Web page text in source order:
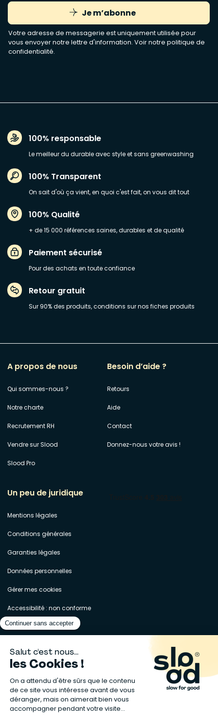
Je m’abonne
Votre adresse de messagerie est uniquement utilisée pour
vous envoyer notre lettre d'information. Voir notre politique de
confidentialité.
100% responsable
Le meilleur du durable avec style et sans greenwashing
100% Transparent
On sait d'où ça vient, en quoi c'est fait, on vous dit tout
100% Qualité
+ de 15 000 références saines, durables et de qualité
Paiement sécurisé
Pour des achats en toute confiance
Retour gratuit
Sur 90% des produits, conditions sur nos fiches produits
A propos de nous
Qui sommes-nous ?
Notre charte
Recrutement RH
Vendre sur Slood
Slood Pro
Besoin d’aide ?
Retours
Aide
Contact
Donnez-nous votre avis !
Un peu de juridique
Mentions légales
Conditions générales
Garanties légales
Données personnelles
Gérer mes cookies
Accessibilité : non conforme